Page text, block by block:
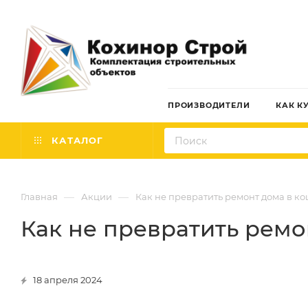
ПРОИЗВОДИТЕЛИ КАК
КАТАЛОГ
Главная — Акции — Как не превратить ремонт дома в
Как не превратить
18 апреля 2024